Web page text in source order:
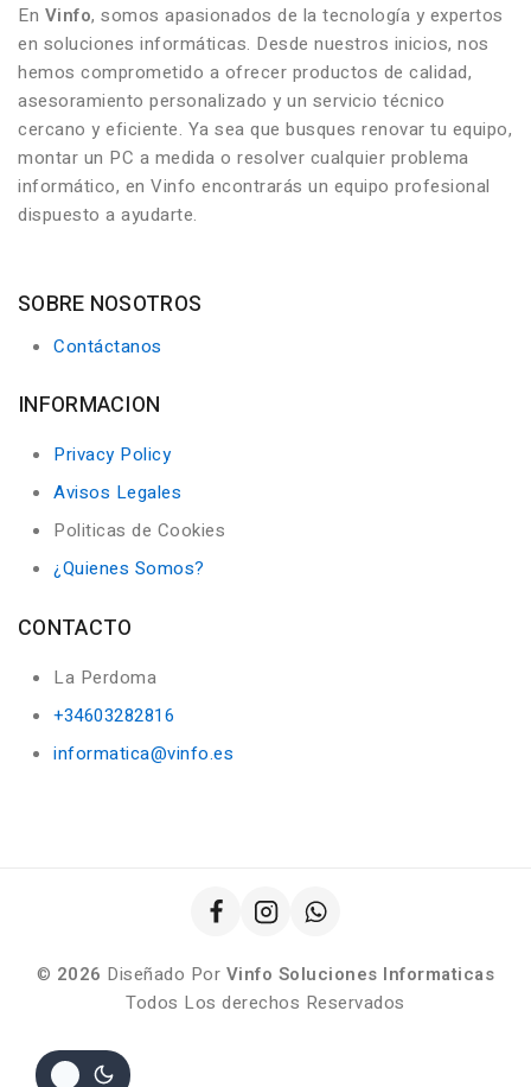
En Vinfo, somos apasionados de la tecnología y expertos
en soluciones informáticas. Desde nuestros inicios, nos
hemos comprometido a ofrecer productos de calidad,
asesoramiento personalizado y un servicio técnico
cercano y eficiente. Ya sea que busques renovar tu equipo,
montar un PC a medida o resolver cualquier problema
informático, en Vinfo encontrarás un equipo profesional
dispuesto a ayudarte.
SOBRE NOSOTROS
Contáctanos
INFORMACION
Privacy Policy
Avisos Legales
Politicas de Cookies
¿Quienes Somos?
CONTACTO
La Perdoma
+34603282816
informatica@vinfo.es
© 2026 Diseñado Por Vinfo Soluciones Informaticas
Todos Los derechos Reservados